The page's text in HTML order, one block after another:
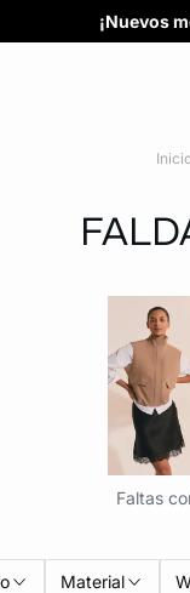
Confort
¡Nuevos
Faltas
Material